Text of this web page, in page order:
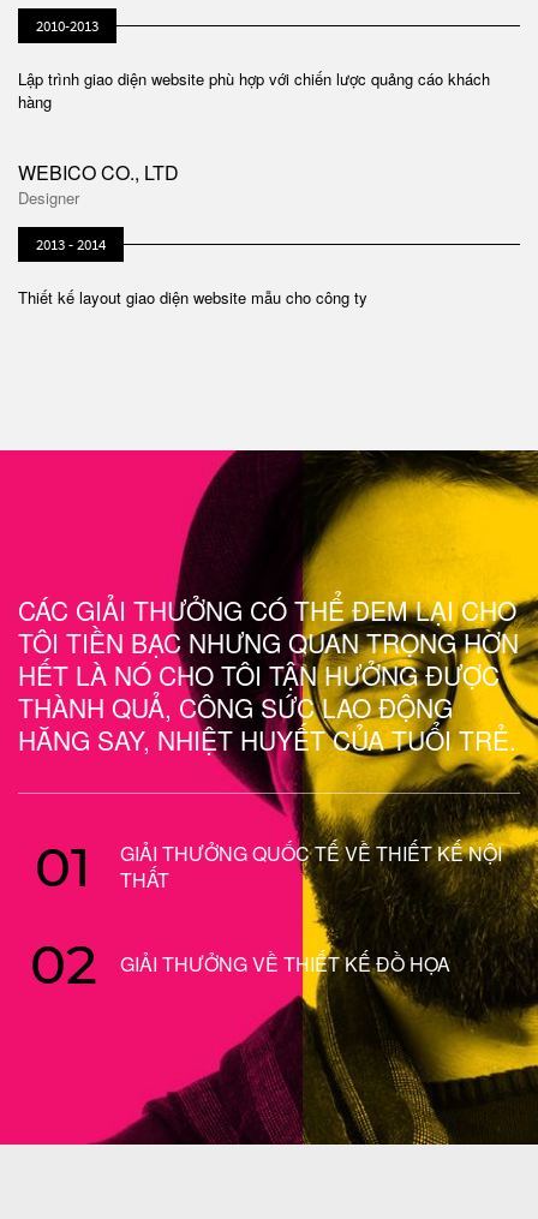
2010-2013
Lập trình giao diện website phù hợp với chiến lược quảng cáo khách
hàng
WEBICO CO., LTD
Designer
2013 - 2014
Thiết kế layout giao diện website mẫu cho công ty
CÁC GIẢI THƯỞNG CÓ THỂ ĐEM LẠI CHO
TÔI TIỀN BẠC NHƯNG QUAN TRỌNG HƠN
HẾT LÀ NÓ CHO TÔI TẬN HƯỞNG ĐƯỢC
THÀNH QUẢ, CÔNG SỨC LAO ĐỘNG
HĂNG SAY, NHIỆT HUYẾT CỦA TUỔI TRẺ.
01
GIẢI THƯỞNG QUỐC TẾ VỀ THIẾT KẾ NỘI
THẤT
02 GIẢI THƯỞNG VỀ THIẾT KẾ ĐỒ HỌA